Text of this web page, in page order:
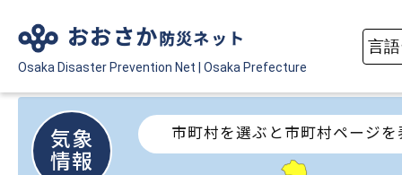
おおさか 防災ネット
Osaka Disaster Prevention Net Osaka Prefecture
気象
情報
市町村を選ぶと市町村ページ